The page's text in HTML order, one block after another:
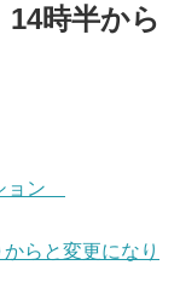
14時半から
ョン
らと変更になり